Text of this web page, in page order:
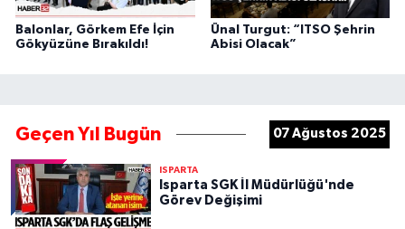
Balonlar, Görkem Efe İçin
Gökyüzüne Bırakıldı!
Ünal Turgut: “ITSO Şehrin
Abisi Olacak”
Geçen Yıl Bugün 07 Ağustos 2025
ISPARTA
Isparta SGK İl Müdürlüğü'nde
Görev Değişimi